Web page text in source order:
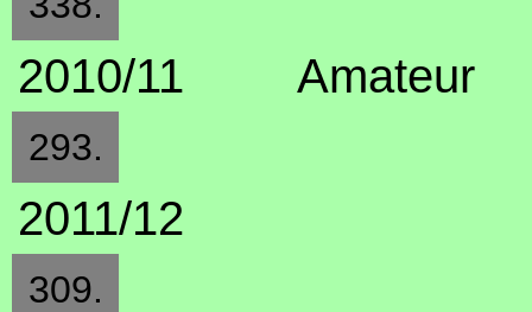
2010/11 Amateur
293.
2011/12
309.